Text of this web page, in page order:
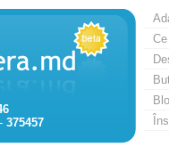
375457